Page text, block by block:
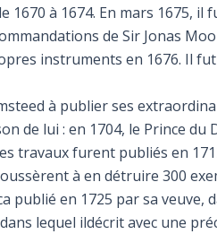
1670 à 1674. En mars 1675,
de Sir Jonas
instruments en 1676. Il
à publier ses
de lui : en 1704, le Prince du
travaux furent publiés en
à en détruire 300
en 1725 par sa veuve,
lequel ildécrit avec une